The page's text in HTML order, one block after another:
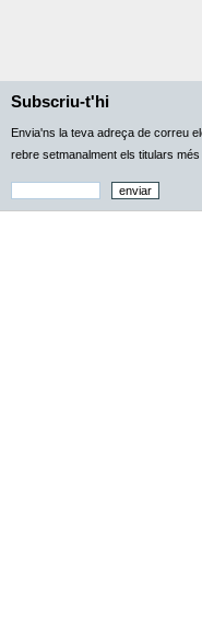
Subscriu-t'hi
Envia'ns la teva adreça de correu
rebre setmanalment els titulars